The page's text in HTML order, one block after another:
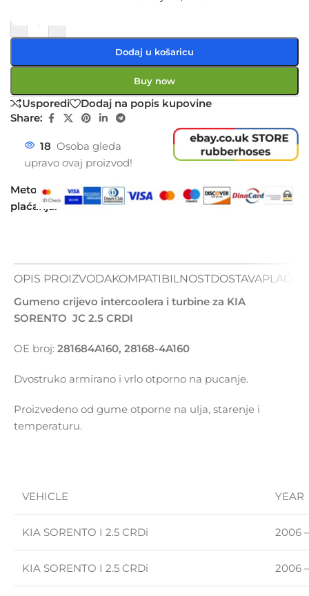
Dodaj u košaricu
Buy now
Usporedi
Dodaj na popis kupovine
Share:
18 Osoba gleda
upravo ovaj proizvod!
Metode
plaćanja:
OPIS PROIZVODAKOMPATIBILNOSTDOSTAVA
Gumeno crijevo intercoolera i turbine za KIA
SORENTO JC 2.5 CRDI
OE broj: 281684A160, 28168-4A160
Dvostruko armirano i vrlo otporno na pucanje.
Proizvedeno od gume otporne na ulja, starenje i
temperaturu.
VEHICLE YEAR
KIA SORENTO I 2.5 CRDi 2006 –
KIA SORENTO I 2.5 CRDi 2006 –